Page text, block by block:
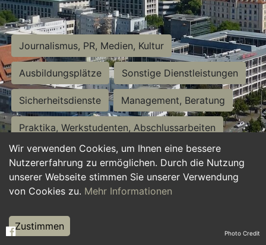
Wir verwenden Cookies, um Ihnen eine bessere
Nutzererfahrung zu ermöglichen. Durch die Nutzung
unserer Webseite stimmen Sie unserer Verwendung
von Cookies zu. Mehr Informationen
Zustimmen
Journalismus, PR, Medien, Kultur
Ausbildungsplätze Sonstige Dienstleistungen
Sicherheitsdienste Management, Beratung
Praktika, Werkstudenten, Abschlussarbeiten
Personalwesen Assistenz, Sekretariat
Hilfskräfte, Aushilfs- und Nebenjobs
Weiterbildung, Studium, duale Ausbildung Photo Credit